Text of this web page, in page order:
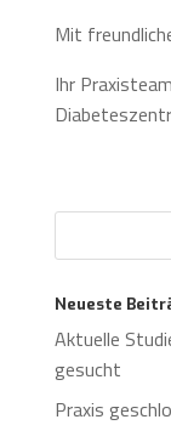
Mit
Ihr Praxisteam
Neueste
Aktuelle
gesucht
Praxis